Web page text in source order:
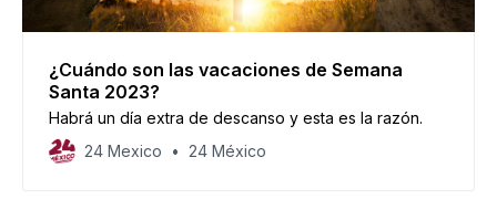
¿Cuándo son las vacaciones de Semana
Santa 2023?
Habrá un día extra de descanso y esta es la razón.
24 Mexico
24 México